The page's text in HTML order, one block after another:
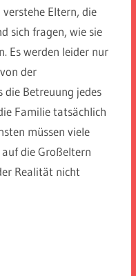
Eltern, die
sich fragen, wie sie
Es werden leider nur
der
die Betreuung jedes
Familie tatsächlich
müssen viele
die Großeltern
Realität nicht